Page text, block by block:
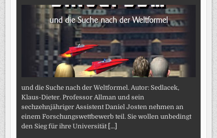
und die Suche nach der Weltformel. Autor: Sedlacek,
Klaus-Dieter. Professor Allman und sein
sechzehnjähriger Assistent Daniel Josten nehmen an
einem Forschungswettbewerb teil. Sie wollen unbedingt
den Sieg für ihre Universität [...]